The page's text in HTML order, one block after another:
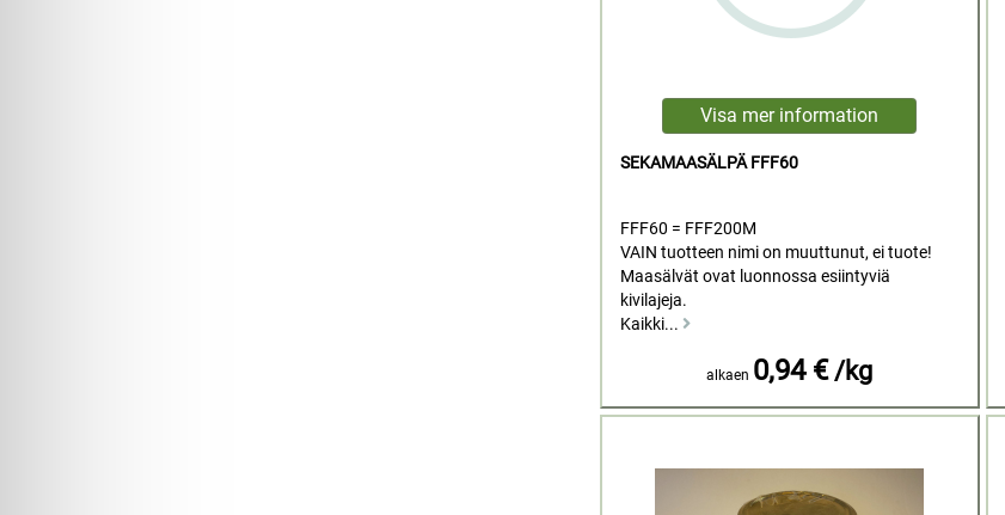
SEKAMAASÄLPÄ FFF60
FFF60 = FFF200M
VAIN tuotteen nimi on muuttunut, ei tuote!
Maasälvät ovat luonnossa esiintyviä
kivilajeja.
Kaikki...
alkaen 0,94 € /kg